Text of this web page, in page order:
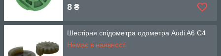
8 ₴
Шестірня спідометра одометра Audi A6 C4
Немає в наявності